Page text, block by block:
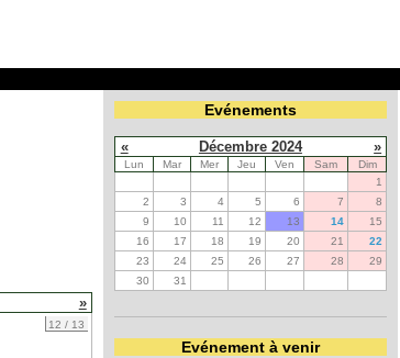
»
12 / 13
Evénements
« Décembre 2024 »
Lun Mar Mer Jeu Ven Sam
Dim
1
2
3 4 5 6 7
8
9
10 11 12 13 14
15
16
17 18 19 20 21
22
23
24 25 26 27 28
29
30
31
Evénement à venir